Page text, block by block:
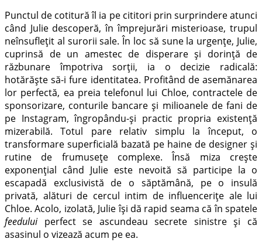
Punctul de cotitură îl ia pe cititori prin surprindere atunci
când Julie descoperă, în împrejurări misterioase, trupul
neînsuflețit al surorii sale. În loc să sune la urgențe, Julie,
cuprinsă de un amestec de disperare și dorință de
răzbunare împotriva sorții, ia o decizie radicală:
hotărăște să-i fure identitatea. Profitând de asemănarea
lor perfectă, ea preia telefonul lui Chloe, contractele de
sponsorizare, conturile bancare și milioanele de fani de
pe Instagram, îngropându-și practic propria existență
mizerabilă. Totul pare relativ simplu la început, o
transformare superficială bazată pe haine de designer și
rutine de frumusețe complexe. Însă miza crește
exponențial când Julie este nevoită să participe la o
escapadă exclusivistă de o săptămână, pe o insulă
privată, alături de cercul intim de influencerițe ale lui
Chloe. Acolo, izolată, Julie își dă rapid seama că în spatele
feeduluiperfect se ascundeau secrete sinistre și că
asasinul o vizează acum pe ea.